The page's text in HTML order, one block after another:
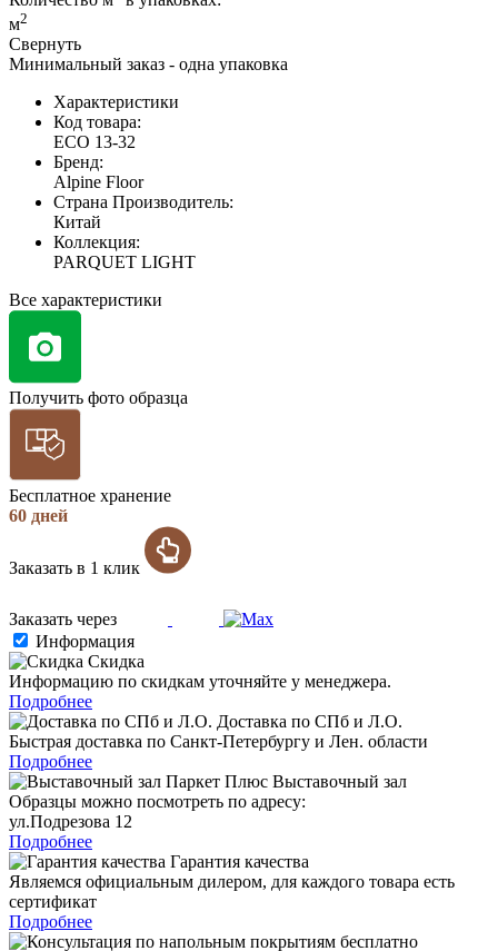
м2
Свернуть
Минимальный заказ - одна упаковка
Характеристики
Код товара:
ЕСО 13-32
Бренд:
Alpine Floor
Страна Производитель:
Китай
Коллекция:
PARQUET LIGHT
Все характеристики
Получить фото образца
Бесплатное хранение
60 дней
Заказать в 1 клик
Заказать через
Информация
Скидка
Информацию по скидкам уточняйте у менеджера.
Подробнее
Доставка по СПб и Л.О.
Быстрая доставка по Санкт-Петербургу и Лен. области
Подробнее
Выставочный зал
Образцы можно посмотреть по адресу:
ул.Подрезова 12
Подробнее
Гарантия качества
Являемся официальным дилером, для каждого товара есть
сертификат
Подробнее